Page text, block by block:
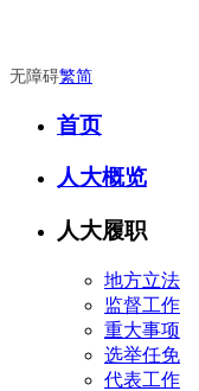
无障碍繁简
首页
人大概览
人大履职
地方立法
监督工作
重大事项
选举任免
代表工作